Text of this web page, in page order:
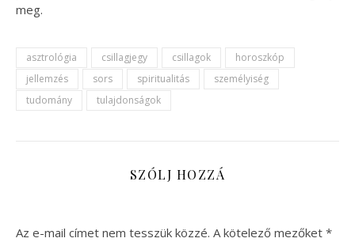
meg.
asztrológia csillagjegy csillagok
horoszkóp
jellemzés
sors spiritualitás
személyiség
tudomány
tulajdonságok
SZÓLJ HOZZÁ
Az e-mail címet nem tesszük közzé. A kötelező mezőket *